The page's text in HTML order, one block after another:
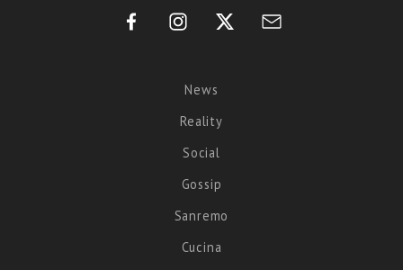
News
Reality
Social
Gossip
Sanremo
Cucina